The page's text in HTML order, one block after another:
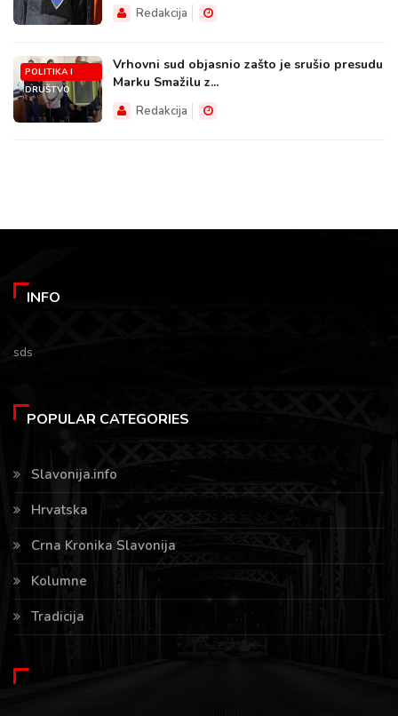
Redakcija
POLITIKA I
DRUŠTVO
Vrhovni sud objasnio zašto je srušio presudu
Marku Smažilu z...
Redakcija
INFO
sds
POPULAR CATEGORIES
Slavonija.info
Hrvatska
Crna Kronika Slavonija
Kolumne
Tradicija